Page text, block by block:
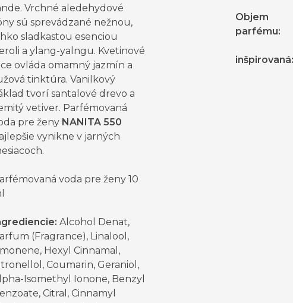
Vrchné aledehydové
sú sprevádzané nežnou,
sladkastou esenciou
a ylang-yalngu. Kvetinové
ovláda omamný jazmín a
tinktúra. Vanilkový
tvorí santalové drevo a
vetiver. Parfémovaná
pre ženy NANITA 550
vynikne v jarných
voda pre ženy 10
Alcohol Denat,
(Fragrance), Linalool,
Hexyl Cinnamal,
Coumarin, Geraniol,
Isomethyl Ionone, Benzyl
Citral, Cinnamyl
Objem
parfému:
inšpirovaná: